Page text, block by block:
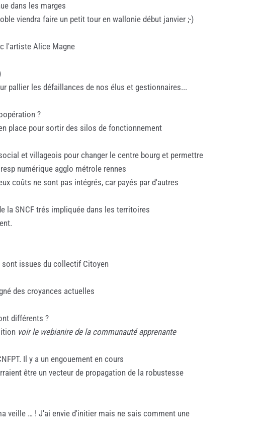
dans les marges
viendra faire un petit tour en wallonie début janvier ;-)
l'artiste Alice Magne
pallier les défaillances de nos élus et gestionnaires...
?
place pour sortir des silos de fonctionnement
et villageois pour changer le centre bourg et permettre
numérique agglo métrole rennes
coûts ne sont pas intégrés, car payés par d'autres
la SNCF trés impliquée dans les territoires
issues du collectif Citoyen
des croyances actuelles
différents ?
voir le webianire de la communauté apprenante
Il y a un engouement en cours
être un vecteur de propagation de la robustesse
veille … ! J'ai envie d'initier mais ne sais comment une